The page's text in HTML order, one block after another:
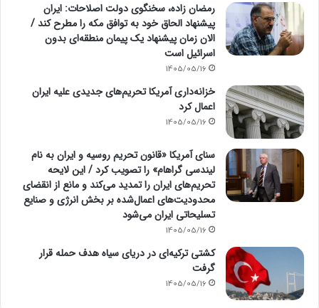
رمضان زاده، سخنگوی دولت اصلاحات: ایران
پیشنهاد الحاق خود به توافق مکه را مطرح کند /
الان زمان پیشنهاد یک پیمان منطقه‌ای بدون
اسرائیل است
1405/05/16
خزانه‌داری آمریکا تحریم‌های جدیدی علیه ایران
اعمال کرد
1405/05/16
سنای آمریکا «قانون تحریم روسیه و ایران به نام
لیندسی گراهام» را تصویب کرد / این لایحه
تحریم‌های ایران را تمدید می‌کند و مانع از انقضای
محدودیت‌های اعمال‌شده بر بخش انرژی و صنایع
تسلیحاتی ایران می‌شود
1405/05/16
کشتی ترکیه‌ای در دریای سیاه هدف حمله قرار
گرفت
1405/05/16